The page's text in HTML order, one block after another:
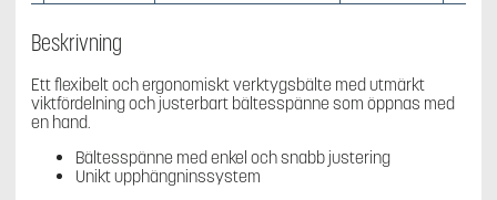
Beskrivning
Ett flexibelt och ergonomiskt verktygsbälte med utmärkt
viktfördelning och justerbart bältesspänne som öppnas med
en hand.
Bältesspänne med enkel och snabb justering
Unikt upphängninssystem